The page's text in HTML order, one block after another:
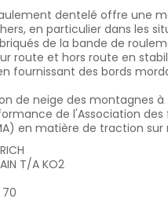
dentelé offre une
en particulier dans les
de la bande de
route et hors route en
fournissant des bords
de neige des montagnes à
de l'Association
en matière de traction sur
T/A KO2
70